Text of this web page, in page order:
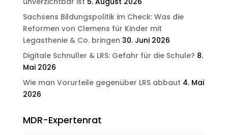
Sachsens Bildungspolitik im Check: Was die
Reformen von Clemens für Kinder mit
Legasthenie & Co. bringen 30. Juni 2026
Digitale Schnuller & LRS: Gefahr für die Schule? 8.
Mai 2026
Wie man Vorurteile gegenüber LRS abbaut 4. Mai
2026
MDR-Expertenrat